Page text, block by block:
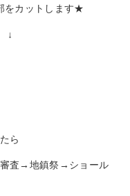
をカットします★
ら
査→地鎮祭→ショール